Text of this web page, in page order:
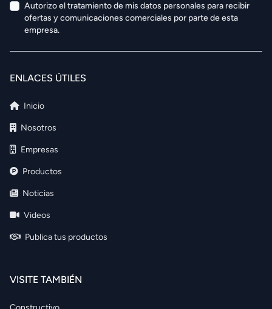
Autorizo el tratamiento de mis datos personales para recibir
ofertas y comunicaciones comerciales por parte de esta
empresa.
ENLACES ÚTILES
Inicio
Nosotros
Empresas
Productos
Noticias
Videos
Publica tus productos
VISITE TAMBIÉN